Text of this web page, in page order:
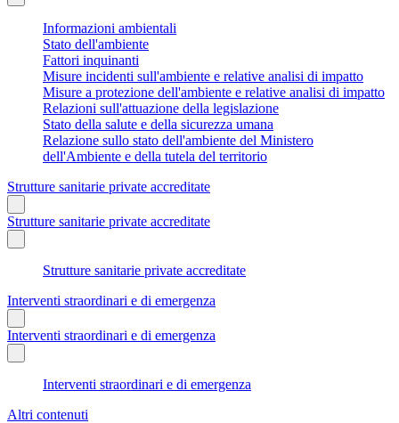
Informazioni ambientali
Stato dell'ambiente
Fattori inquinanti
Misure incidenti sull'ambiente e relative analisi di impatto
Misure a protezione dell'ambiente e relative analisi di impatto
Relazioni sull'attuazione della legislazione
Stato della salute e della sicurezza umana
Relazione sullo stato dell'ambiente del Ministero
dell'Ambiente e della tutela del territorio
Strutture sanitarie private accreditate
Strutture sanitarie private accreditate
Strutture sanitarie private accreditate
Interventi straordinari e di emergenza
Interventi straordinari e di emergenza
Interventi straordinari e di emergenza
Altri contenuti